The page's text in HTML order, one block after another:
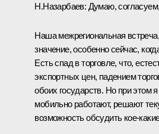
Н.Назарбаев: Думаю,
Наша межрегиональная
значение, особенно сейчас,
Есть спад в торговле, что,
экспортных цен, падением
обоих государств. Но при этом
мобильно работают, решают
возможность обсудить